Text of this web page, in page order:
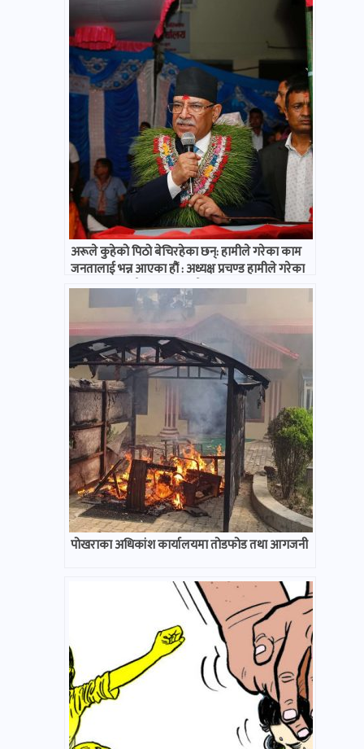
अरूले कुहेको पिठो बेचिरहेका छन्: हामीले गरेका काम
जनतालाई भन्न आएका हौं : अध्यक्ष प्रचण्ड हामीले गरेका
काम जनतालाई भन्न आएका हौं : अध्यक्ष प्रचण्ड
पोखराका अधिकांश कार्यालयमा तोडफोड तथा आगजनी